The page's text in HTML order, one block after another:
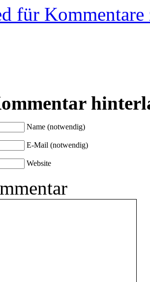
für
Name (notwendig)
E-Mail (notwendig)
Website